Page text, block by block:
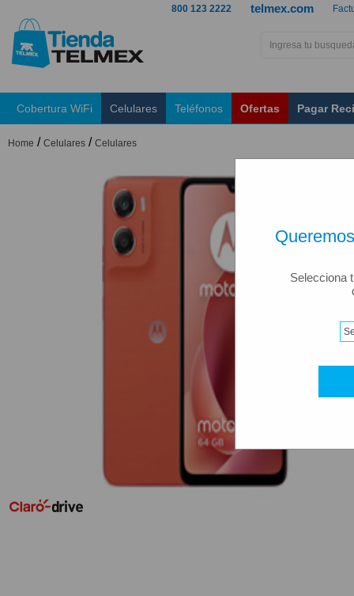
Selecciona
telmex.com
800 123 2222
Cobertura WiFi Celulares Teléfonos Ofertas Pagar
Home / Celulares / Celulares